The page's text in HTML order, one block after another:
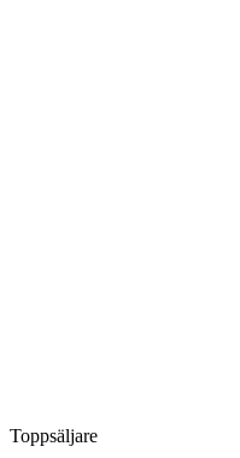
Toppsäljare